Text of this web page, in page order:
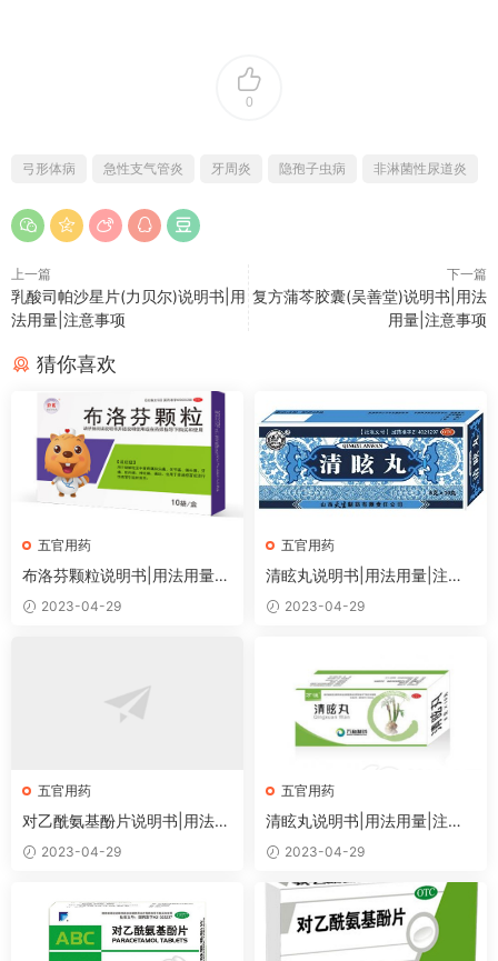
0
弓形体病 急性支气管炎 牙周炎 隐孢子虫病 非淋菌性尿道炎
上一篇
乳酸司帕沙星片(力贝尔)说明书|用
法用量|注意事项
下一篇
复方蒲芩胶囊(吴善堂)说明书|用法
用量|注意事项
猜你喜欢
五官用药
布洛芬颗粒说明书|用法用量|
注意事项
2023-04-29
五官用药
清眩丸说明书|用法用量|注意
事项2023-04-29
五官用药
对乙酰氨基酚片说明书|用法用
量|注意事项
2023-04-29
五官用药
清眩丸说明书|用法用量|注意
事项2023-04-29